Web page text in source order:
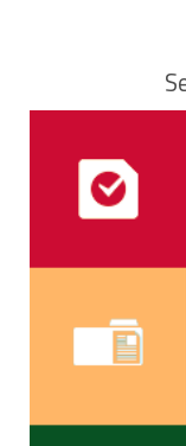
13727
0820 811 414 (
Accès au
Aéroport